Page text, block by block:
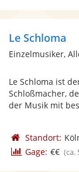
Le Schloma
Einzelmusiker,
Le Schloma ist
Schloßmacher,
der Musik mit
Standort:
Gage: €€ (ca.